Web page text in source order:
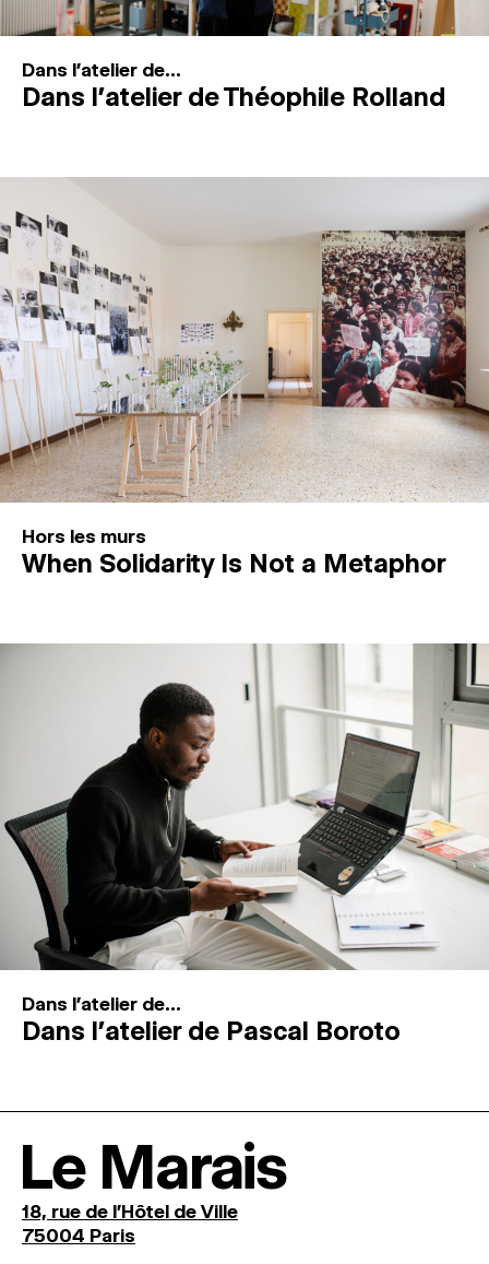
Dans l'atelier de...
Dans l’atelier de Théophile Rolland
Hors les murs
When Solidarity Is Not a Metaphor
Dans l'atelier de...
Dans l’atelier de Pascal Boroto
Le Marais
18, rue de l'Hôtel de Ville
75004 Paris